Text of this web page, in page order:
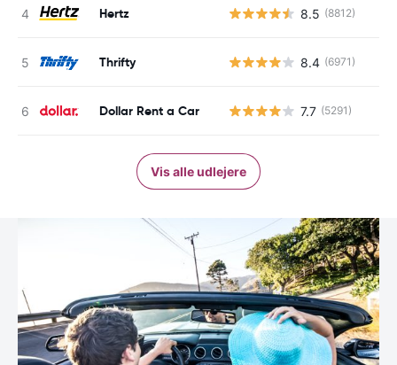
Hertz 8.5 (8812)
Thrifty 8.4 (6971)
Dollar Rent a Car 7.7 (5291)
Vis alle udlejere